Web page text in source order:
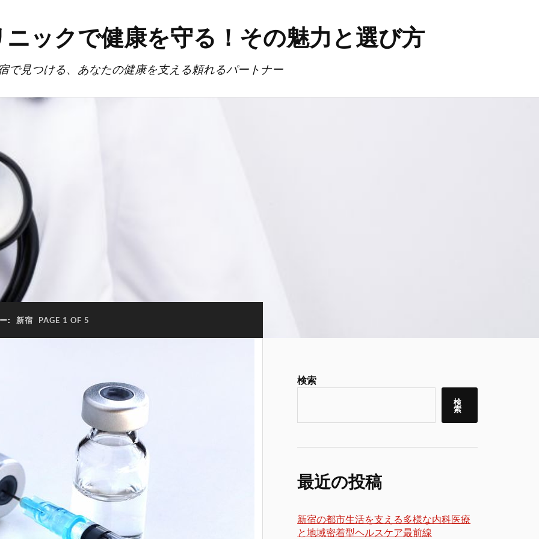
ックで健康を守る！その魅力と選び方
で見つける、あなたの健康を支える頼れるパートナー
: 新宿 PAGE 1 OF 5
検索
検
索
最近の投稿
新宿の都市生活を支える多様な内科医療
と地域密着型ヘルスケア最前線